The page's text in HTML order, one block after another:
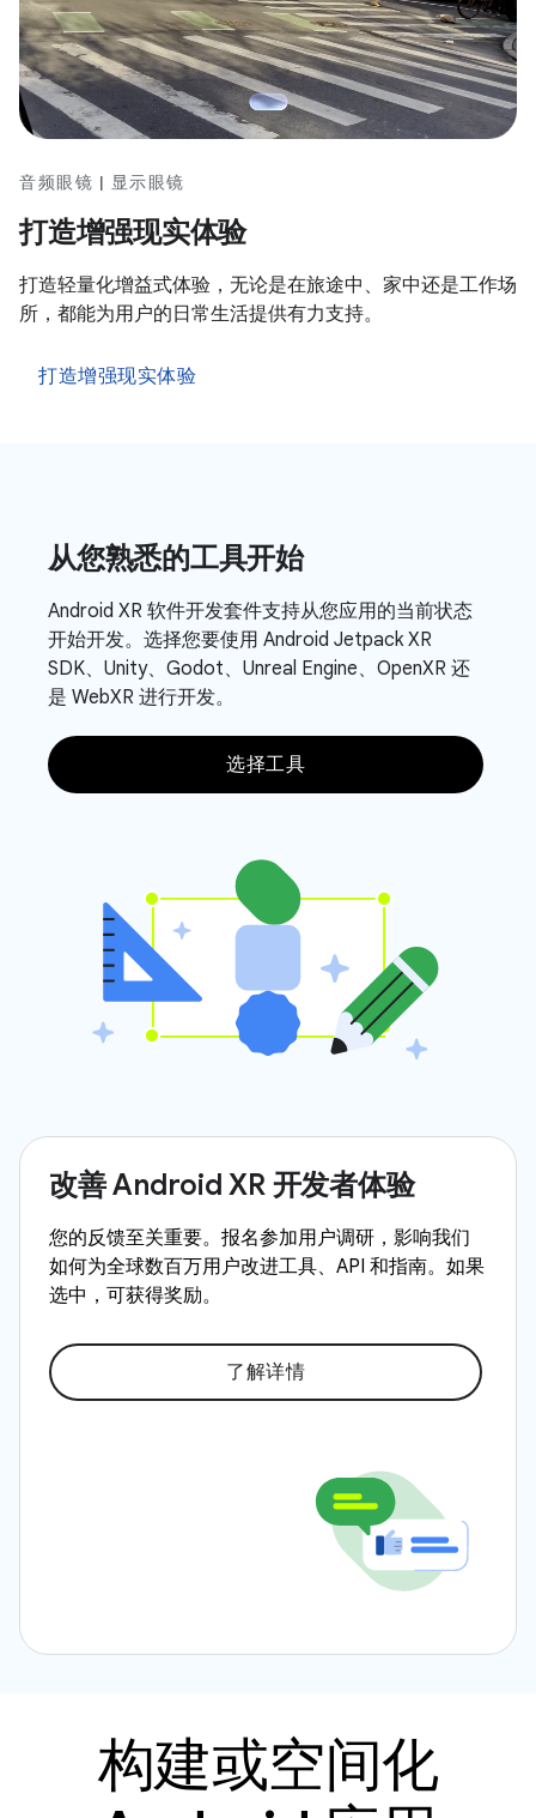
音频眼镜 | 显示眼镜
打造增强现实体验
打造轻量化增益式体验，无论是在旅途中、家中还是工作场
所，都能为用户的日常生活提供有力支持。
打造增强现实体验
从您熟悉的工具开始
Android XR 软件开发套件支持从您应用的当前状态
开始开发。选择您要使用 Android Jetpack XR
SDK、Unity、Godot、Unreal Engine、OpenXR 还
是 WebXR 进行开发。
选择工具
改善 Android XR 开发者体验
您的反馈至关重要。报名参加用户调研，影响我们
如何为全球数百万用户改进工具、API 和指南。如果
选中，可获得奖励。
了解详情
构建或空间化